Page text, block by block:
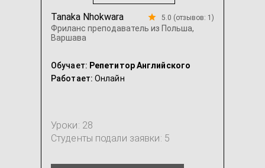
Tanaka Nhokwara
Фриланс преподаватель из Польша,
Варшава
5.0 (отзывов: 1)
Обучает: Репетитор Английского
Работает: Онлайн
Уроки: 28
Студенты подали заявки: 5